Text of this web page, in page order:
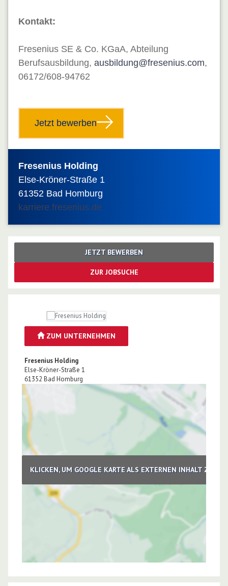
Kontakt:
Fresenius SE & Co. KGaA, Abteilung
Berufsausbildung, ausbildung@fresenius.com,
06172/608-94762
Jetzt bewerben
Fresenius Holding
Else-Kröner-Straße 1
61352 Bad Homburg
karriere.fresenius.de
JETZT BEWERBEN
ZUR JOBSUCHE
ZUM UNTERNEHMEN
Fresenius Holding
Else-Kröner-Straße 1
61352 Bad Homburg
KLICKEN, UM GOOGLE KARTE ALS EXTERNEN INHALT ZU